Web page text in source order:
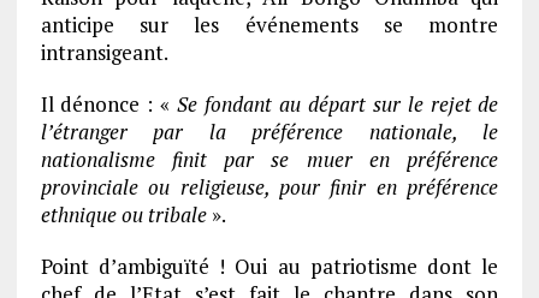
anticipe sur les événements se montre
intransigeant.
Il dénonce : «Se fondant au départ sur le rejet de
l’étranger par la préférence nationale, le
nationalisme finit par se muer en préférence
provinciale ou religieuse, pour finir en préférence
ethnique ou tribale».
Point d’ambiguïté ! Oui au patriotisme dont le